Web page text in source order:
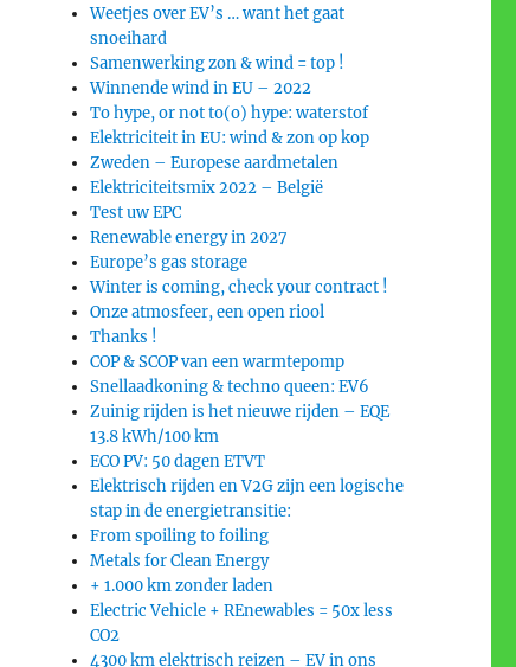
Weetjes over EV’s … want het gaat
snoeihard
Samenwerking zon & wind = top !
Winnende wind in EU – 2022
To hype, or not to(o) hype: waterstof
Elektriciteit in EU: wind & zon op kop
Zweden – Europese aardmetalen
Elektriciteitsmix 2022 – België
Test uw EPC
Renewable energy in 2027
Europe’s gas storage
Winter is coming, check your contract !
Onze atmosfeer, een open riool
Thanks !
COP & SCOP van een warmtepomp
Snellaadkoning & techno queen: EV6
Zuinig rijden is het nieuwe rijden – EQE
13.8 kWh/100 km
ECO PV: 50 dagen ETVT
Elektrisch rijden en V2G zijn een logische
stap in de energietransitie:
From spoiling to foiling
Metals for Clean Energy
+ 1.000 km zonder laden
Electric Vehicle + REnewables = 50x less
CO2
4300 km elektrisch reizen – EV in ons